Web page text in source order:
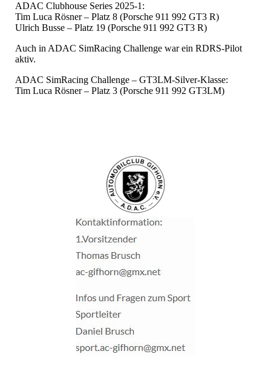
ADAC Clubhouse Series 2025-1:
Tim Luca Rösner – Platz 8 (Porsche 911 992 GT3 R)
Ulrich Busse – Platz 19 (Porsche 911 992 GT3 R)
Auch in ADAC SimRacing Challenge war ein RDRS-Pilot
aktiv.
ADAC SimRacing Challenge – GT3LM-Silver-Klasse:
Tim Luca Rösner – Platz 3 (Porsche 911 992 GT3LM)